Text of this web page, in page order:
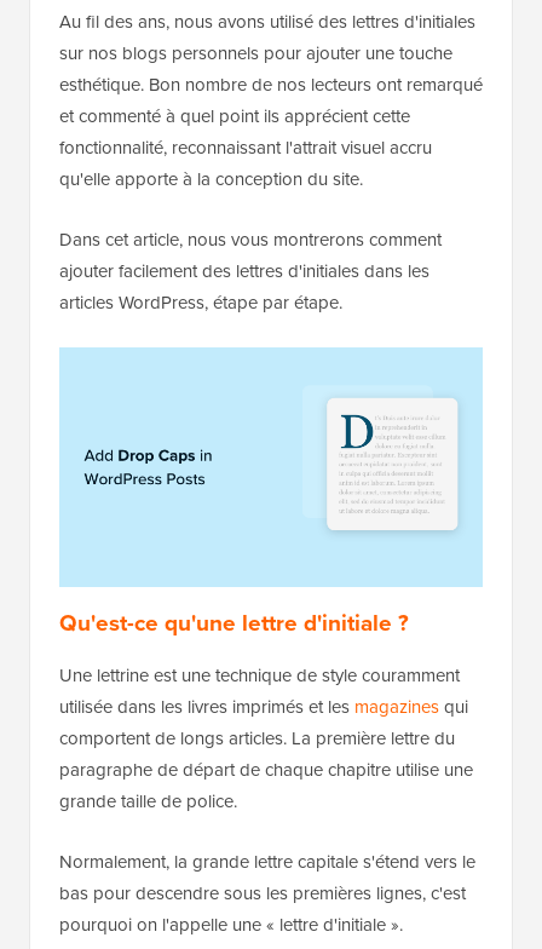
Au fil des ans, nous avons utilisé des lettres d'initiales
sur nos blogs personnels pour ajouter une touche
esthétique. Bon nombre de nos lecteurs ont remarqué
et commenté à quel point ils apprécient cette
fonctionnalité, reconnaissant l'attrait visuel accru
qu'elle apporte à la conception du site.
Dans cet article, nous vous montrerons comment
ajouter facilement des lettres d'initiales dans les
articles WordPress, étape par étape.
Qu'est-ce qu'une lettre d'initiale ?
Une lettrine est une technique de style couramment
utilisée dans les livres imprimés et les magazinesqui
comportent de longs articles. La première lettre du
paragraphe de départ de chaque chapitre utilise une
grande taille de police.
Normalement, la grande lettre capitale s'étend vers le
bas pour descendre sous les premières lignes, c'est
pourquoi on l'appelle une « lettre d'initiale ».